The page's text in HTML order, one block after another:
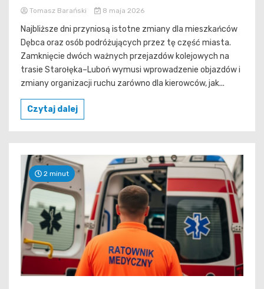
Tomasz Barański 8 maja 2026
Najbliższe dni przyniosą istotne zmiany dla mieszkańców
Dębca oraz osób podróżujących przez tę część miasta.
Zamknięcie dwóch ważnych przejazdów kolejowych na
trasie Starołęka–Luboń wymusi wprowadzenie objazdów i
zmiany organizacji ruchu zarówno dla kierowców, jak...
Czytaj dalej
2 minut